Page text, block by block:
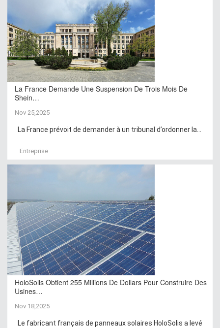
La France Demande Une Suspension De Trois Mois De
Shein…
Nov 25,2025
La France prévoit de demander à un tribunal d’ordonner la...
Entreprise
HoloSolis Obtient 255 Millions De Dollars Pour Construire Des
Usines…
Nov 18,2025
Le fabricant français de panneaux solaires HoloSolis a levé